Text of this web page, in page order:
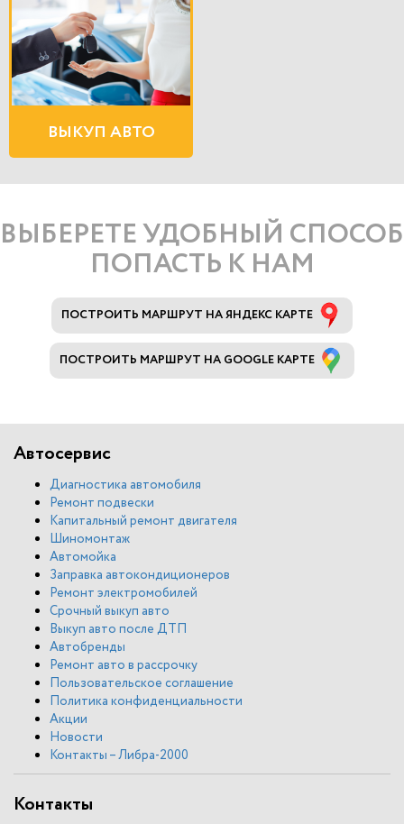
ВЫКУП АВТО
ВЫБЕРЕТЕ УДОБНЫЙ СПОСОБ
ПОПАСТЬ К НАМ
ПОСТРОИТЬ МАРШРУТ НА ЯНДЕКС КАРТЕ
ПОСТРОИТЬ МАРШРУТ НА GOOGLE КАРТЕ
Автосервис
Диагностика автомобиля
Ремонт подвески
Капитальный ремонт двигателя
Шиномонтаж
Автомойка
Заправка автокондиционеров
Ремонт электромобилей
Срочный выкуп авто
Выкуп авто после ДТП
Автобренды
Ремонт авто в рассрочку
Пользовательское соглашение
Политика конфиденциальности
Акции
Новости
Контакты – Либра-2000
Контакты